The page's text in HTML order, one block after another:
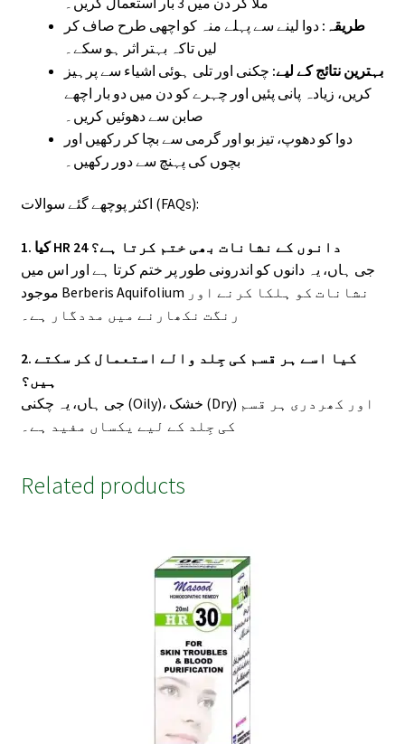
طریقہ: دوا لینے سے پہلے منہ کو اچھی طرح صاف کر
لیں تاکہ بہتر اثر ہو سکے۔
بہترین نتائج کے لیے: چکنی اور تلی ہوئی اشیاء سے پرہیز
کریں، زیادہ پانی پئیں اور چہرے کو دن میں دو بار اچھے
صابن سے دھوئیں کریں۔
دوا کو دھوپ، تیز بو اور گرمی سے بچا کر رکھیں اور
بچوں کی پہنچ سے دور رکھیں۔
اکثر پوچھے گئے سوالات (FAQs):
1. کیا HR 24 دانوں کے نشانات بھی ختم کرتا ہے؟
جی ہاں، یہ دانوں کو اندرونی طور پر ختم کرتا ہے اور اس میں
موجود Berberis Aquifolium نشانات کو ہلکا کرنے اور
رنگت نکھارنے میں مددگار ہے۔
2. کیا اسے ہر قسم کی جِلد والے استعمال کر سکتے
ہیں؟
جی ہاں، یہ چکنی (Oily)، خشک (Dry) اور کھردری ہر قسم
کی جِلد کے لیے یکساں مفید ہے۔
Related products